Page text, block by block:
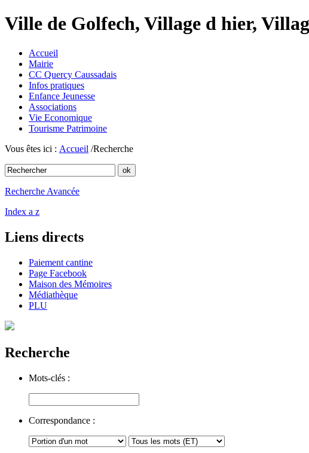
Ville de Golfech, Village d hier,
Accueil
Mairie
CC Quercy Caussadais
Infos pratiques
Enfance Jeunesse
Associations
Vie Economique
Tourisme Patrimoine
Vous êtes ici : Accueil /Recherche
Recherche Avancée
Index a z
Liens directs
Paiement cantine
Page Facebook
Maison des Mémoires
Médiathèque
PLU
Recherche
Mots-clés :
Correspondance :